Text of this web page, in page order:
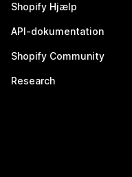
Shopify Hjælp
API-dokumentation
Shopify Community
Research